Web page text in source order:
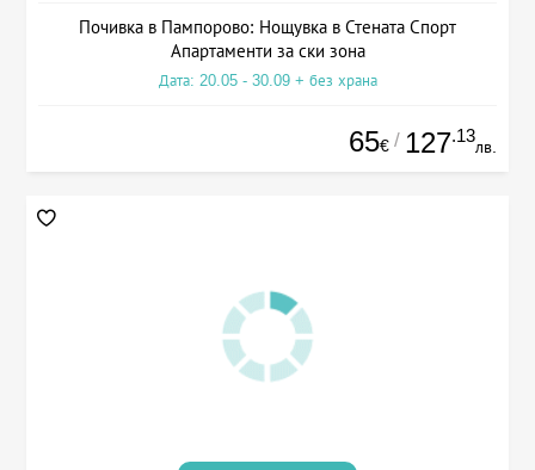
Почивка в Пампорово: Нощувка в Стената Спорт
Апартаменти за ски зона
Дата: 20.05 - 30.09 + без храна
65€ / 127.13
лв.